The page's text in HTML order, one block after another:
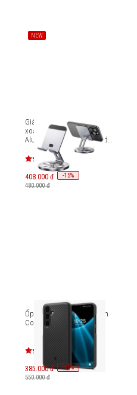
NEW
Giá đỡ cao cấp Innostyle
xoay 360 FlexView
Aluminum Rotating Stand
AS-S1
408.000 đ -15%
480.000 đ
Ốp lưng Galaxy S24 Spigen
Core Armor ACS07208
385.000 đ -30%
550.000 đ